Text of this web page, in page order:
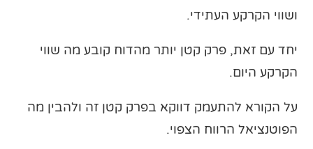
ושווי הקרקע העתידי.
יחד עם זאת, פרק קטן יותר מהדוח קובע מה שווי
הקרקע היום.
על הקורא להתעמק דווקא בפרק קטן זה ולהבין מה
הפוטנציאל הרווח הצפוי.